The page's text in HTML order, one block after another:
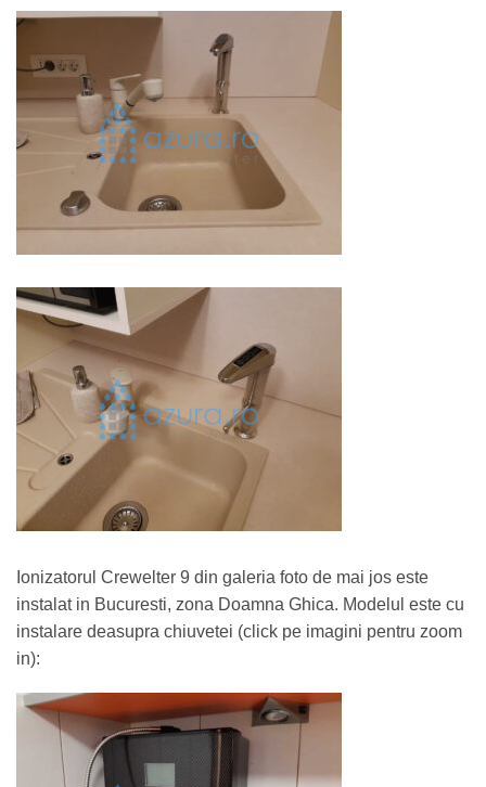
Ionizatorul Crewelter 9 din galeria foto de mai jos este
instalat in Bucuresti, zona Doamna Ghica. Modelul este cu
instalare deasupra chiuvetei (click pe imagini pentru zoom
in):